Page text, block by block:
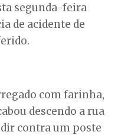
segunda-feira
de acidente de
com farinha,
descendo a rua
contra um poste